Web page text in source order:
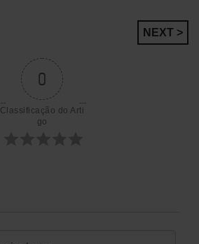
NEXT >
0
Classificação do Arti
go